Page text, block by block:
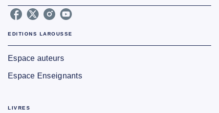
EDITIONS LAROUSSE
Espace auteurs
Espace Enseignants
LIVRES